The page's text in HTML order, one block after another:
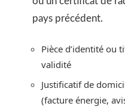
pays précédent.
Pièce d’identité ou
validité
Justificatif de
(facture énergie,